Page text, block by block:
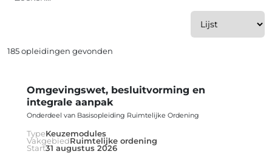
Wijzig weergave
185 opleidingen gevonden
Omgevingswet, besluitvorming en
integrale aanpak
Onderdeel van Basisopleiding Ruimtelijke Ordening
TypeKeuzemodules
VakgebiedRuimtelijke ordening
Start31 augustus 2026